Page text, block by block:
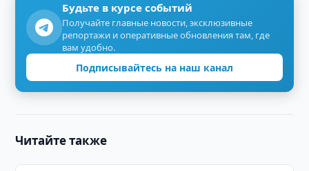
Будьте в курсе событий
Получайте главные новости, эксклюзивные
репортажи и оперативные обновления там, где
вам удобно.
Подписывайтесь на наш канал
Читайте также